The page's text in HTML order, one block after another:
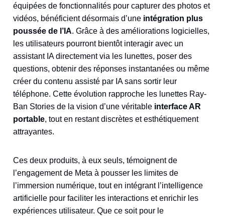
équipées de fonctionnalités pour capturer des photos et
vidéos, bénéficient désormais d’une intégration plus
poussée de l’IA. Grâce à des améliorations logicielles,
les utilisateurs pourront bientôt interagir avec un
assistant IA directement via les lunettes, poser des
questions, obtenir des réponses instantanées ou même
créer du contenu assisté par IA sans sortir leur
téléphone. Cette évolution rapproche les lunettes Ray-
Ban Stories de la vision d’une véritable interface AR
portable, tout en restant discrètes et esthétiquement
attrayantes.
Ces deux produits, à eux seuls, témoignent de
l’engagement de Meta à pousser les limites de
l’immersion numérique, tout en intégrant l’intelligence
artificielle pour faciliter les interactions et enrichir les
expériences utilisateur. Que ce soit pour le